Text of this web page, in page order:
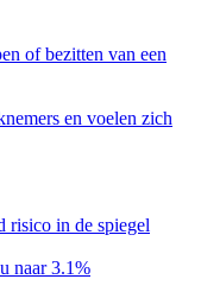
of bezitten van een
en voelen zich
risico in de spiegel
naar 3.1%